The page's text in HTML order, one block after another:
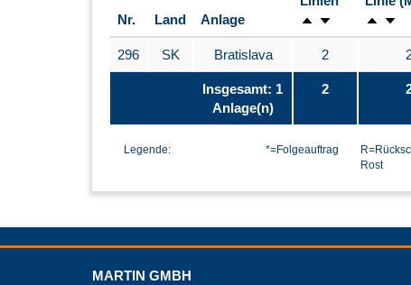
Nr. Land Anlage
296 SK Bratislava 2
Insgesamt: 1
Anlage(n)
2
Legende: *=Folgeauftrag
Rost
MARTIN GMBH